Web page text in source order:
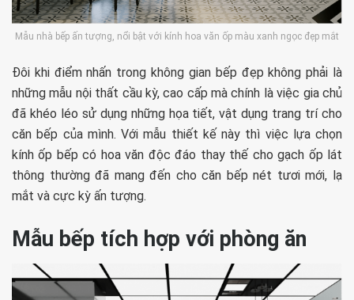
Mẫu nhà bếp ấn tượng, nổi bật với kính hoa văn ốp màu xanh ngọc đẹp mắt
Đôi khi điểm nhấn trong không gian bếp đẹp không phải là
những mẫu nội thất cầu kỳ, cao cấp mà chính là việc gia chủ
đã khéo léo sử dụng những họa tiết, vật dụng trang trí cho
căn bếp của mình. Với mẫu thiết kế này thì việc lựa chọn
kính ốp bếp có hoa văn độc đáo thay thế cho gạch ốp lát
thông thường đã mang đến cho căn bếp nét tươi mới, lạ
mắt và cực kỳ ấn tượng.
Mẫu bếp tích hợp với phòng ăn